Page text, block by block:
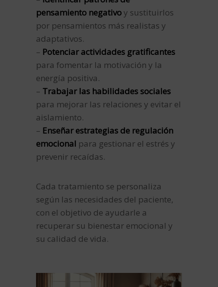
pensamiento negativoy sustituirlos
por pensamientos más realistas y
adaptativos.
– Potenciar actividades gratificantes
para fomentar la motivación y la
energía positiva.
– Trabajar las habilidades sociales
para mejorar las relaciones y evitar el
aislamiento.
– Enseñar estrategias de regulación
emocional para gestionar el estrés y
prevenir recaídas.
Cada tratamiento se personaliza
según las necesidades del paciente,
con el objetivo de ayudarle a
recuperar su bienestar emocional y
su calidad de vida.